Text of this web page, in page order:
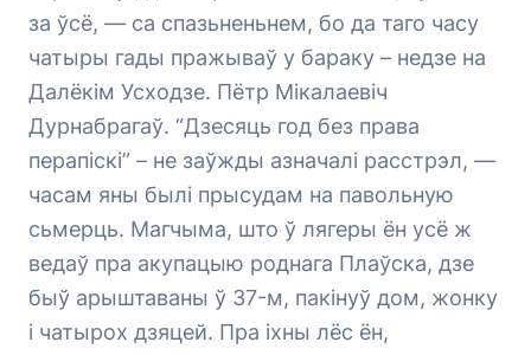
за ўсё, — са спазьненьнем, бо да таго часу
чатыры гады пражываў у бараку – недзе на
Далёкім Усходзе. Пётр Мікалаевіч
Дурнабрагаў. “Дзесяць год без права
перапіскі” – не заўжды азначалі расстрэл, —
часам яны былі прысудам на павольную
сьмерць. Магчыма, што ў лягеры ён усё ж
ведаў пра акупацыю роднага Плаўска, дзе
быў арыштаваны ў 37-м, пакінуў дом, жонку
і чатырох дзяцей. Пра іхны лёс ён,